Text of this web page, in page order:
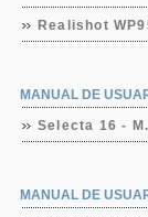
Realishot
MANUAL DE
Selecta 16 -
MANUAL DE